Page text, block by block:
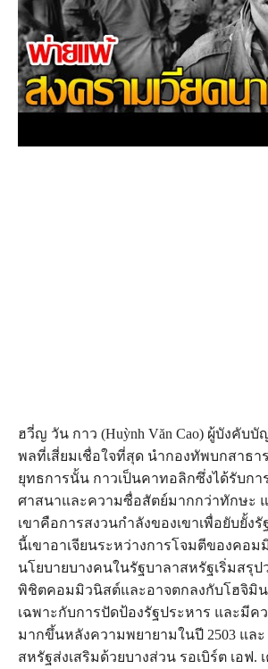
ฮวี่ญ วัน กาว (Huỳnh Văn Cao) ผู้บังคับ
พลที่เสี่ยมเชื่อใจที่สุด นำกองทัพบกสาธา
ยุทธการนั้น กาวเป็นคาทอลิกซึ่งได้รับกา
ศาสนาและความซื่อสัตย์มากกว่าทักษะ
เขาคือการสงวนกำลังของเขาเพื่อยับยั้ง
นี้เขาอาเจียนระหว่างการโจมตีของคอ
นโยบายบางคนในรัฐบาลาสหรัฐเริ่มสรุป
พิชิตคอมมิวนิสต์และอาจตกลงกับโฮจิมิน
เฉพาะกับการปัดป้องรัฐประหาร และมีค
มากขึ้นหลังความพยายามในปี 2503 และ
สหรัฐส่งเสริมด้วยบางส่วน รอเบิร์ต เอฟ.